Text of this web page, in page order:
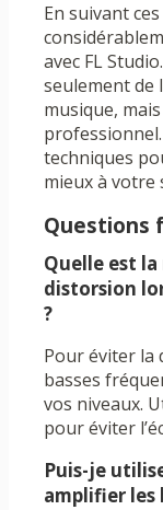
En suivant
avec FL
seulement de
musique,
techniques
mieux à votre
Questions
Quelle est
distorsion
?
Pour éviter la
basses
vos niveaux.
pour éviter
Puis-je
amplifier les